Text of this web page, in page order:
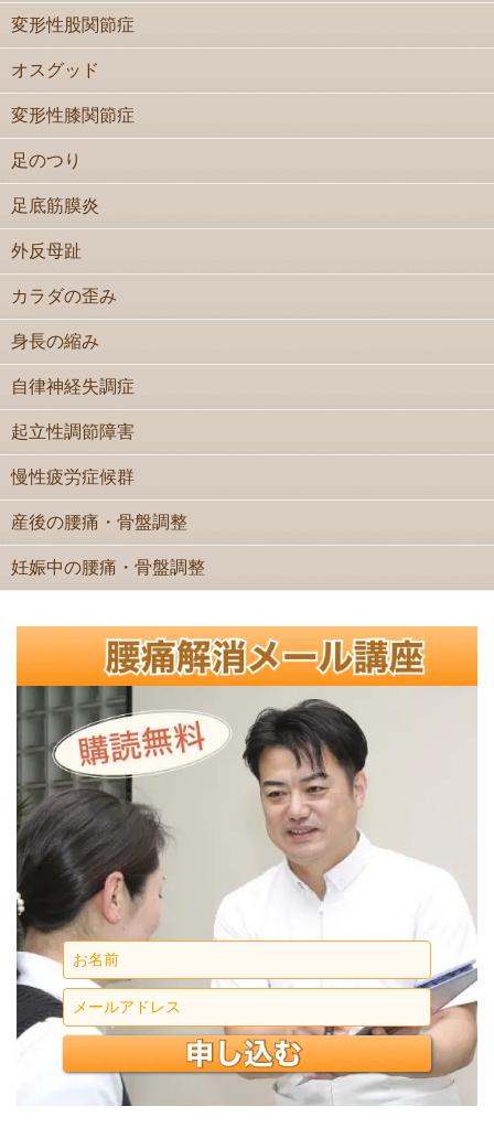
変形性股関節症
オスグッド
変形性膝関節症
足のつり
足底筋膜炎
外反母趾
カラダの歪み
身長の縮み
自律神経失調症
起立性調節障害
慢性疲労症候群
産後の腰痛・骨盤調整
妊娠中の腰痛・骨盤調整